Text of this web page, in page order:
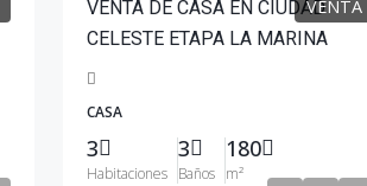
VENTA
VENTA DE CASA EN CIUDAD
CELESTE ETAPA LA MARINA
CASA
3
Habitaciones
3
Baños
180
m²